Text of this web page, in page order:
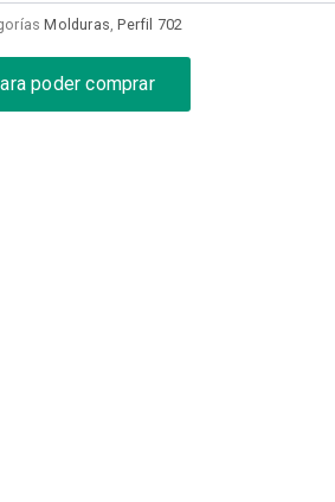
Molduras,Perfil 702
poder comprar